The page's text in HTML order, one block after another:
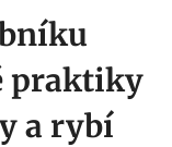
praktiky
a rybí